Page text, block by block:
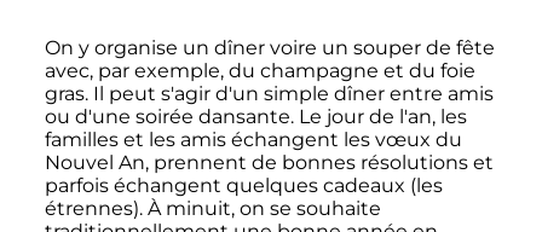
On y organise un dîner voire un souper de fête
avec, par exemple, du champagne et du foie
gras. Il peut s'agir d'un simple dîner entre amis
ou d'une soirée dansante. Le jour de l'an, les
familles et les amis échangent les vœux du
Nouvel An, prennent de bonnes résolutions et
parfois échangent quelques cadeaux (les
étrennes). À minuit, on se souhaite